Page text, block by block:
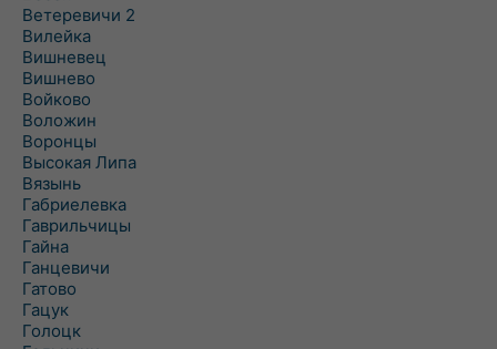
Ветеревичи 2
Вилейка
Вишневец
Вишнево
Войково
Воложин
Воронцы
Высокая Липа
Вязынь
Габриелевка
Гаврильчицы
Гайна
Ганцевичи
Гатово
Гацук
Голоцк